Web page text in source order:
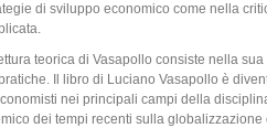
di sviluppo economico come nella
teorica di Vasapollo consiste nella
Il libro di Luciano Vasapollo è
nei principali campi della
dei tempi recenti sulla